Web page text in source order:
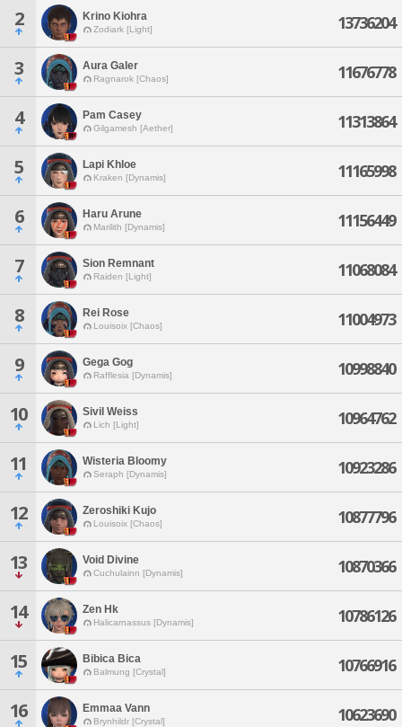
2 Krino Kiohra
Zodiark [Light] 13736204
3 Aura Galer
Ragnarok [Chaos] 11676778
4 Pam Casey
Gilgamesh [Aether] 11313864
5 Lapi Khloe
Kraken [Dynamis] 11165998
6 Haru Arune
Marilith [Dynamis] 11156449
7 Sion Remnant
Raiden [Light] 11068084
8 Rei Rose
Louisoix [Chaos] 11004973
9 Gega Gog
Rafflesia [Dynamis] 10998840
10 Sivil Weiss
Lich [Light] 10964762
11 Wisteria Bloomy
Seraph [Dynamis] 10923286
12 Zeroshiki Kujo
Louisoix [Chaos] 10877796
13 Void Divine
Cuchulainn [Dynamis] 10870366
14 Zen Hk
Halicarnassus [Dynamis] 10786126
15 Bibica Bica
Balmung [Crystal] 10766916
16 Emmaa Vann
Brynhildr [Crystal] 10623690